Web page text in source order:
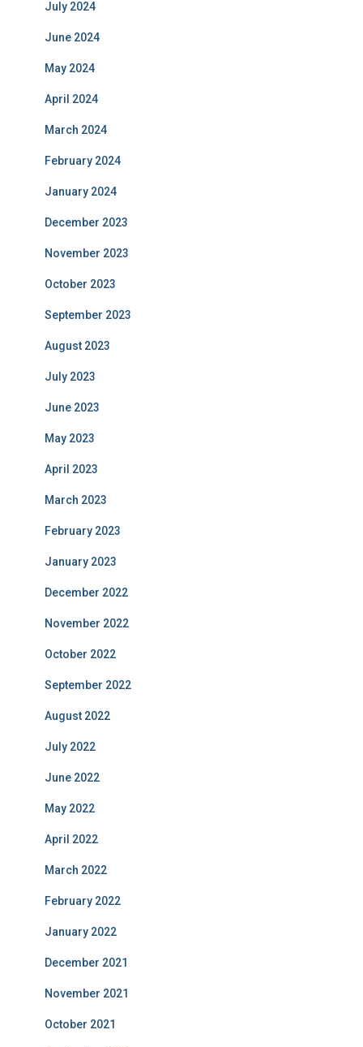
July 2024
June 2024
May 2024
April 2024
March 2024
February 2024
January 2024
December 2023
November 2023
October 2023
September 2023
August 2023
July 2023
June 2023
May 2023
April 2023
March 2023
February 2023
January 2023
December 2022
November 2022
October 2022
September 2022
August 2022
July 2022
June 2022
May 2022
April 2022
March 2022
February 2022
January 2022
December 2021
November 2021
October 2021